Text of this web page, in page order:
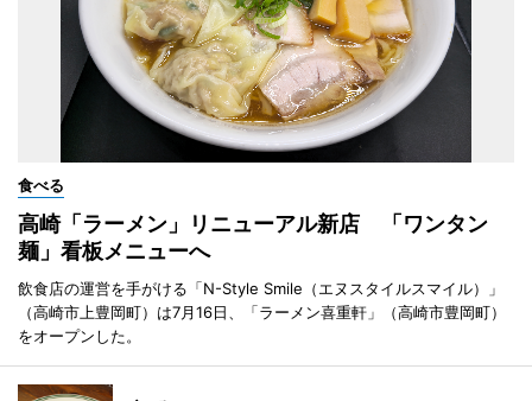
食べる
高崎「ラーメン」リニューアル新店 「ワンタン
麺」看板メニューへ
飲食店の運営を手がける「N-Style Smile（エヌスタイルスマイル）」
（高崎市上豊岡町）は7月16日、「ラーメン喜重軒」（高崎市豊岡町）
をオープンした。